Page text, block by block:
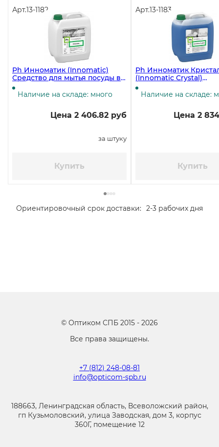
Арт.13-1182
Ph Инноматик (Innomatic)
Средство для мытья посуды в
посудомоечных машинах, 5
литров, 6,15 кг ЧЗ
Наличие на складе: много
Цена 2 406.82 руб
за штуку
Купить
Арт.13-1183
Ph Инноматик
(Innomatic Crystal)
Ополаскиватель для
посудомоечных
Наличие на складе:
Цена 2
Купить
Ориентировочный срок доставки: 2-3 рабочих дня
© Оптиком СПБ 2015 - 2026
Все права защищены.
+7 (812) 248-08-81
info@opticom-spb.ru
188663, Ленинградская область, Всеволожский район,
гп Кузьмоловский, улица Заводская, дом 3, корпус
360Г, помещение 12